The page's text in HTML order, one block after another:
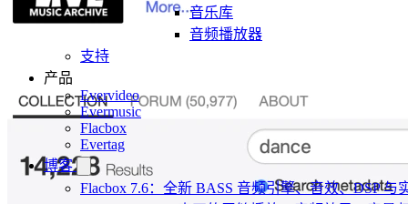
音乐库
音频播放器
支持
产品
Evervideo
Evermusic
Flacbox
Evertag
博客
Flacbox 7.6：全新 BASS 音频引擎、音效、DSP 与